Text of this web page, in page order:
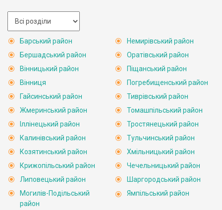
Барський район
Бершадський район
Вінницький район
Вінниця
Гайсинський район
Жмеринський район
Іллінецький район
Калинівський район
Козятинський район
Крижопільський район
Липовецький район
Могилів-Подільський
район
Немирівський район
Оратівський район
Піщанський район
Погребищенський район
Тиврівський район
Томашпільський район
Тростянецький район
Тульчинський район
Хмільницький район
Чечельницький район
Шаргородський район
Ямпільський район